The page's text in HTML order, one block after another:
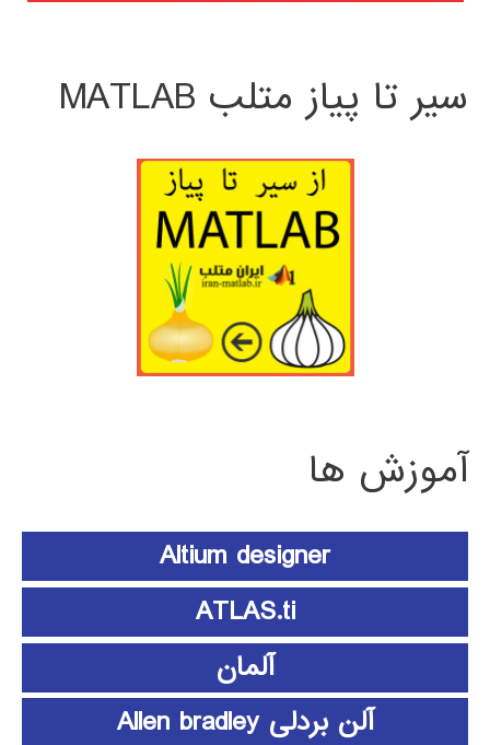
سیر تا پیاز متلب MATLAB
آموزش ها
Altium designer
ATLAS.ti
آلمان
آلن بردلی Allen bradley